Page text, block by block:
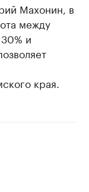
Махонин, в
между
и
края.